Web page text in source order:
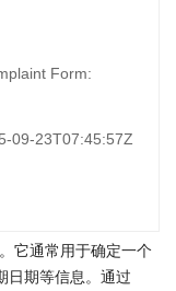
Form:
09-23T07:45:57Z
它通常用于确定一个
日期等信息。通过